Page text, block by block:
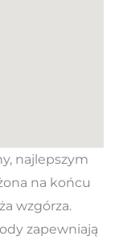
najlepszym
na końcu
wzgórza.
zapewniają